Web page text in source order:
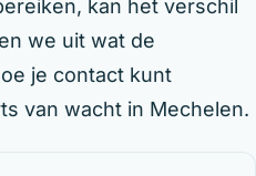
kan het verschil
we uit wat de
je contact kunt
van wacht in Mechelen.